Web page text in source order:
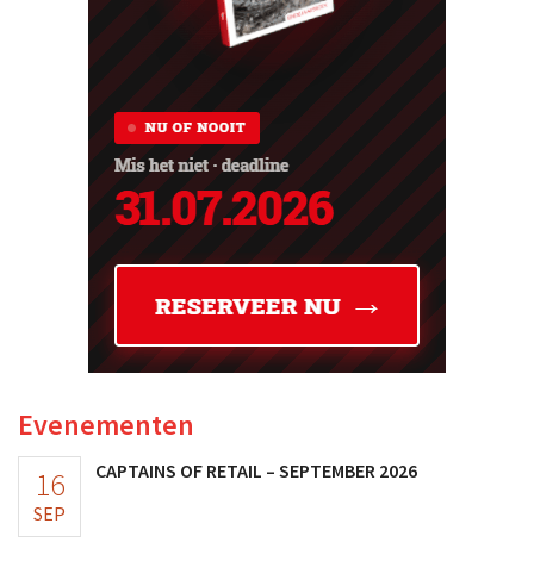
Evenementen
16
SEP
CAPTAINS OF RETAIL – SEPTEMBER 2026